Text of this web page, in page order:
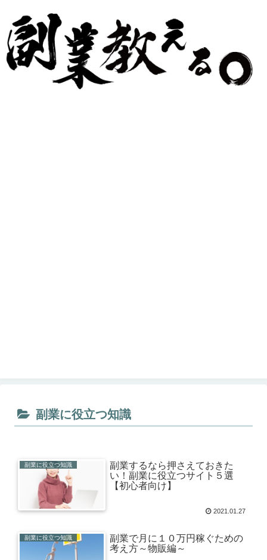
副業に役立つ知識
副業に役立つ知識
副業するなら押さえておきた
い！副業に役立つサイト５選
【初心者向け】
2021.01.27
副業に役立つ知識
副業で月に１０万円稼ぐための
考え方～物販編～